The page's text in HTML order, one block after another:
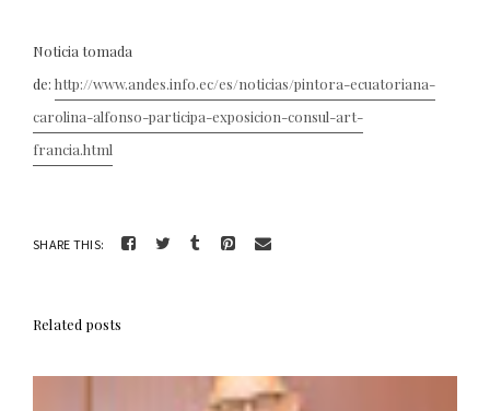
Noticia tomada
de: http://www.andes.info.ec/es/noticias/pintora-ecuatoriana-
carolina-alfonso-participa-exposicion-consul-art-
francia.html
SHARE THIS:
Related posts